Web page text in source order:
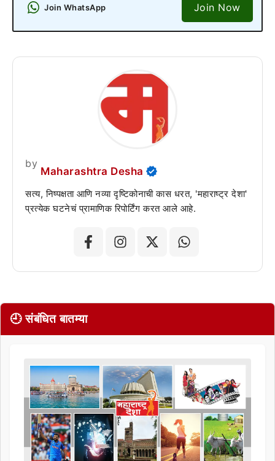
Join WhatsApp Join Now
by
Maharashtra Desha
सत्य, निष्पक्षता आणि नव्या दृष्टिकोनाची कास धरत, 'महाराष्ट्र देशा'
प्रत्येक घटनेचं प्रामाणिक रिपोर्टिंग करत आले आहे.
🕘 संबंधित बातम्या